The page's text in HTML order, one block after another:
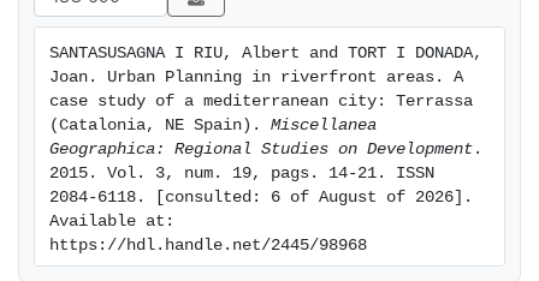
SANTASUSAGNA I RIU, Albert and TORT I DONADA,
Joan. Urban Planning in riverfront areas. A
case study of a mediterranean city: Terrassa
(Catalonia, NE Spain). Miscellanea
Geographica: Regional Studies on Development .
2015. Vol. 3, num. 19, pags. 14-21. ISSN
2084-6118. [consulted: 6 of August of 2026].
Available at:
https://hdl.handle.net/2445/98968